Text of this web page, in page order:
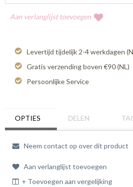
Aan verlanglijst toevoegen
Levertijd tijdelijk 2-4 werkdagen
Gratis verzending boven €90 (NL)
Persoonlijke Service
OPTIES DELEN
Neem contact op over dit product
Aan verlanglijst toevoegen
+ Toevoegen aan vergelijking